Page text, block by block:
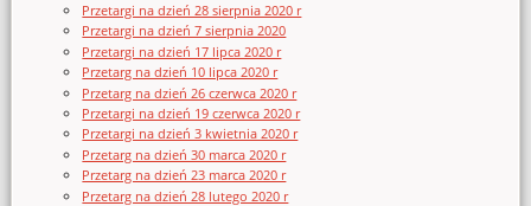
Przetargi na dzień 28 sierpnia 2020 r
Przetargi na dzień 7 sierpnia 2020
Przetargi na dzień 17 lipca 2020 r
Przetarg na dzień 10 lipca 2020 r
Przetarg na dzień 26 czerwca 2020 r
Przetargi na dzień 19 czerwca 2020 r
Przetargi na dzień 3 kwietnia 2020 r
Przetarg na dzień 30 marca 2020 r
Przetarg na dzień 23 marca 2020 r
Przetarg na dzień 28 lutego 2020 r